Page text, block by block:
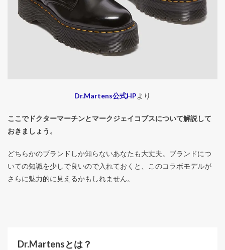
Dr.Martens公式HPより
ここでドクターマーチンとマークジェイコブスについて解説して
おきましょう。
どちらかのブランドしか知らないあなたも大丈夫。ブランドにつ
いての知識を少しで良いので入れておくと、このコラボモデルが
さらに魅力的に見えるかもしれません。
Dr.Martensとは？